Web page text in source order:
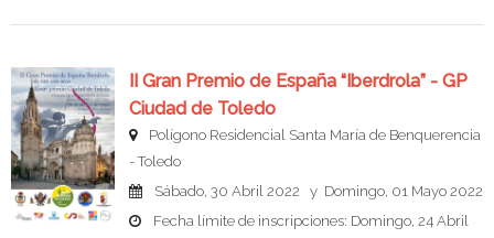
II Gran Premio de España “Iberdrola” - GP
Ciudad de Toledo
Polígono Residencial Santa María de Benquerencia
- Toledo
Sábado, 30 Abril 2022 y Domingo, 01 Mayo 2022
Fecha límite de inscripciones: Domingo, 24 Abril